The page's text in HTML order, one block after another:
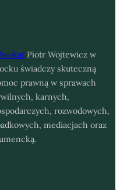
Piotr Wojtewicz w
świadczy skuteczną
prawną w sprawach
karnych,
rozwodowych,
mediacjach oraz